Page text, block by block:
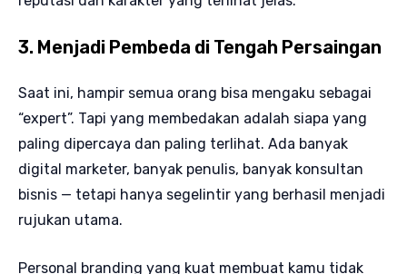
3. Menjadi Pembeda di Tengah Persaingan
Saat ini, hampir semua orang bisa mengaku sebagai
“expert”. Tapi yang membedakan adalah siapa yang
paling dipercaya dan paling terlihat. Ada banyak
digital marketer, banyak penulis, banyak konsultan
bisnis — tetapi hanya segelintir yang berhasil menjadi
rujukan utama.
Personal branding yang kuat membuat kamu tidak